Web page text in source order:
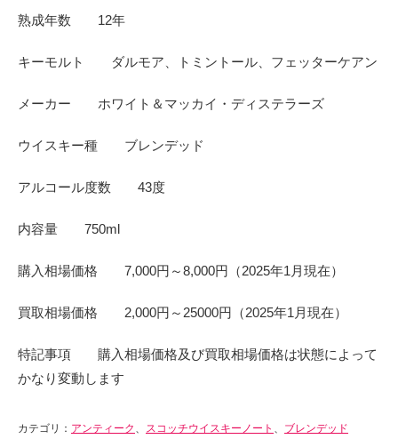
熟成年数 12年
キーモルト ダルモア、トミントール、フェッターケアン
メーカー ホワイト＆マッカイ・ディステラーズ
ウイスキー種 ブレンデッド
アルコール度数 43度
内容量 750ml
購入相場価格 7,000円～8,000円（2025年1月現在）
買取相場価格 2,000円～25000円（2025年1月現在）
特記事項 購入相場価格及び買取相場価格は状態によって
かなり変動します
カテゴリ： アンティーク 、 スコッチウイスキーノート 、 ブレンデッド